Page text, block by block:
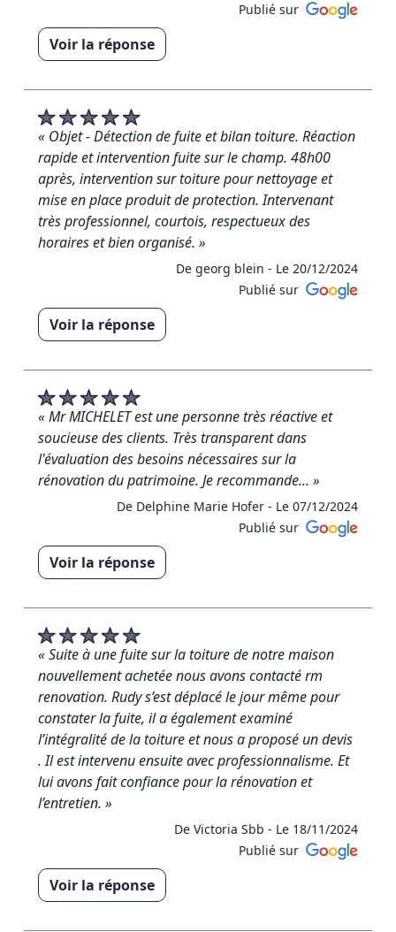
Publié sur
Voir la réponse
espérons vous compter à nouveau parmi nos
clients. RM Rénovation »
De RM RENOVATION - Le 25/01/2025
« Objet - Détection de fuite et bilan toiture. Réaction
rapide et intervention fuite sur le champ. 48h00
après, intervention sur toiture pour nettoyage et
mise en place produit de protection. Intervenant
très professionnel, courtois, respectueux des
horaires et bien organisé. »
De georg blein - Le 20/12/2024
Publié sur
Voir la réponse
commentaire 5 étoiles ! Je suis ravi d'avoir répondu
à vos attentes. Au plaisir de vous accompagner
pour vos futurs projets de toiture ! »
De RM RENOVATION - Le 20/12/2024
« Mr MICHELET est une personne très réactive et
soucieuse des clients. Très transparent dans
l'évaluation des besoins nécessaires sur la
rénovation du patrimoine. Je recommande... »
De Delphine Marie Hofer - Le 07/12/2024
Publié sur
Voir la réponse
vous avez consacré à nous faire part de votre avis.
Rudy RM Rénovation »
De RM RENOVATION - Le 07/12/2024
« Suite à une fuite sur la toiture de notre maison
nouvellement achetée nous avons contacté rm
renovation. Rudy s’est déplacé le jour même pour
constater la fuite, il a également examiné
l’intégralité de la toiture et nous a proposé un devis
. Il est intervenu ensuite avec professionnalisme. Et
lui avons fait confiance pour la rénovation et
l’entretien. »
De Victoria Sbb - Le 18/11/2024
Publié sur
Voir la réponse